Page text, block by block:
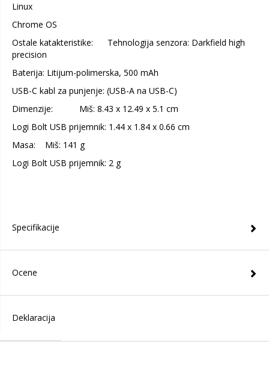
Linux
Chrome OS
Ostale katakteristike: Tehnologija senzora: Darkfield high
precision
Baterija: Litijum-polimerska, 500 mAh
USB-C kabl za punjenje: (USB-A na USB-C)
Dimenzije: Miš: 8.43 x 12.49 x 5.1 cm
Logi Bolt USB prijemnik: 1.44 x 1.84 x 0.66 cm
Masa: Miš: 141 g
Logi Bolt USB prijemnik: 2 g
Specifikacije
Ocene
Deklaracija